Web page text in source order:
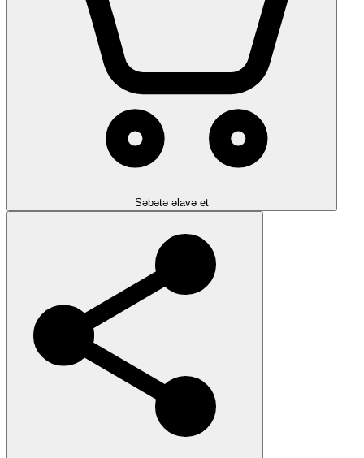
Səbətə əlavə et